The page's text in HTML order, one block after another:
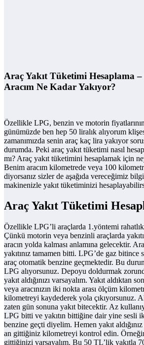
Araç Yakıt Tüketimi Hesaplama
Aracım Ne Kadar Yakıyor?
Özellikle LPG, benzin ve motorin
günümüzde ben hep 50 liralık alıyorum
zamanımızda senin araç kaç lira yakıyor
durumda. Peki araç yakıt tüketimi nasıl
mı? Araç yakıt tüketimini hesaplamak için
Benim aracım kilometrede veya 100
diyorsanız sizler de aşağıda vereceğimiz
makinenizle yakıt tüketiminizi
Araç Yakıt Tüketimi
Özellikle LPG’li araçlarda 1.yöntemi
Çünkü motorin veya benzinli araçlarda
aracın yolda kalması anlamına gelecektir.
yakıtınız tamamen bitti. LPG’de gaz bitince
araç otomatik benzine geçmektedir. Bu
LPG alıyorsunuz. Depoyu doldurmak
yakıt aldığınızı varsayalım. Yakıt aldıktan
veya aracınızın iki nokta arası ölçüm
kilometreyi kaydederek yola çıkıyorsunuz.
zaten gün sonuna yakıt bitecektir. Az
LPG bitti ve yakıtın bittiğine dair yine sesli
benzine geçti diyelim. Hemen yakıt
an gittiğiniz kilometreyi kontrol edin.
gittiğinizi varsayalım. Bu 50 TL’lik yakıtla